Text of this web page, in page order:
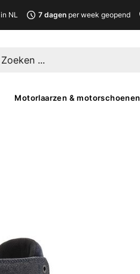
in NL 7 dagen per week geopend
Motorlaarzen & motorschoenen